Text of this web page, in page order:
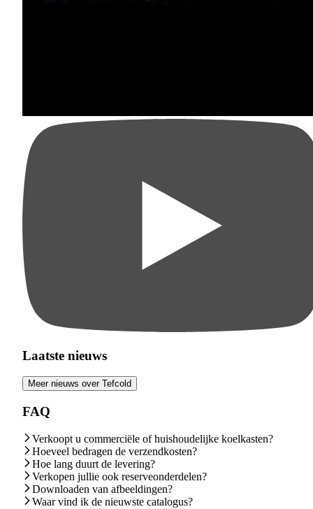
Laatste nieuws
Meer nieuws over Tefcold
FAQ
Verkoopt u commerciële of huishoudelijke koelkasten?
Hoeveel bedragen de verzendkosten?
Hoe lang duurt de levering?
Verkopen jullie ook reserveonderdelen?
Downloaden van afbeeldingen?
Waar vind ik de nieuwste catalogus?